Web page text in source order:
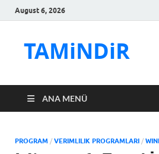
August 6, 2026
TAMiNDiR
ANA MENÜ
PROGRAM / VERIMLILIK PROGRAMLARI /